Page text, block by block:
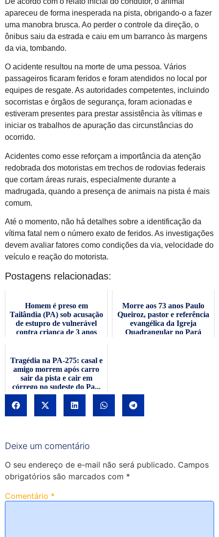
apareceu de forma inesperada na pista, obrigando-o a fazer
uma manobra brusca. Ao perder o controle da direção, o
ônibus saiu da estrada e caiu em um barranco às margens
da via, tombando.
O acidente resultou na morte de uma pessoa. Vários
passageiros ficaram feridos e foram atendidos no local por
equipes de resgate. As autoridades competentes, incluindo
socorristas e órgãos de segurança, foram acionadas e
estiveram presentes para prestar assistência às vítimas e
iniciar os trabalhos de apuração das circunstâncias do
ocorrido.
Acidentes como esse reforçam a importância da atenção
redobrada dos motoristas em trechos de rodovias federais
que cortam áreas rurais, especialmente durante a
madrugada, quando a presença de animais na pista é mais
comum.
Até o momento, não há detalhes sobre a identificação da
vítima fatal nem o número exato de feridos. As investigações
devem avaliar fatores como condições da via, velocidade do
veículo e reação do motorista.
Postagens relacionadas:
Homem é preso em
Tailândia (PA) sob acusação
de estupro de vulnerável
contra criança de 3 anos
Morre aos 73 anos Paulo
Queiroz, pastor e referência
evangélica da Igreja
Quadrangular no Pará
Tragédia na PA-275: casal e
amigo morrem após carro
sair da pista e cair em
córrego no sudeste do Pa...
Deixe um comentário
O seu endereço de e-mail não será publicado. Campos
obrigatórios são marcados com *
Comentário *